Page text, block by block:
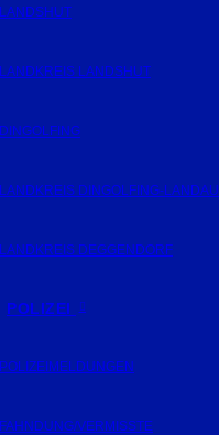
LANDSHUT
LANDKREIS LANDSHUT
DINGOLFING
LANDKREIS DINGOLFING-LANDAU
LANDKREIS DEGGENDORF
POLIZEI
POLIZEIMELDUNGEN
FAHNDUNG/VERMISSTE